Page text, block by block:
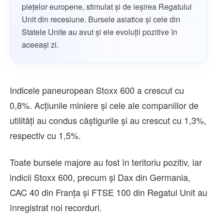
piețelor europene, stimulat și de ieșirea Regatului
Unit din recesiune. Bursele asiatice și cele din
Statele Unite au avut și ele evoluții pozitive în
aceeași zi.
Indicele paneuropean Stoxx 600 a crescut cu
0,8%. Acţiunile miniere şi cele ale companiilor de
utilităţi au condus câştigurile şi au crescut cu 1,3%,
respectiv cu 1,5%.
Toate bursele majore au fost în teritoriu pozitiv, iar
indicii Stoxx 600, precum şi Dax din Germania,
CAC 40 din Franţa şi FTSE 100 din Regatul Unit au
înregistrat noi recorduri.